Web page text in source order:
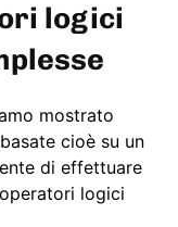
logici
mostrato
cioè su un
di effettuare
logici